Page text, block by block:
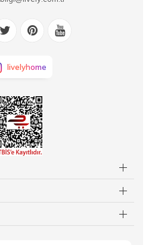
livelyhome